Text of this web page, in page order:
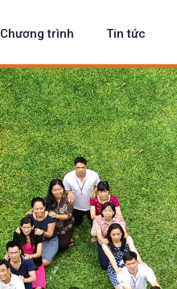
Chương trình Tin tức